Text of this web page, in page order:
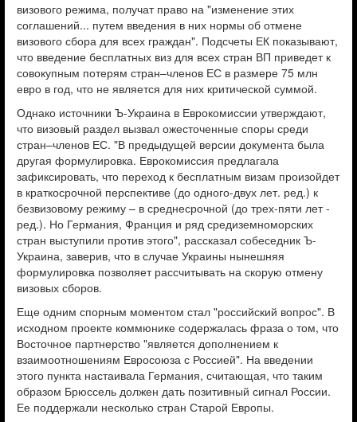
визового режима, получат право на "изменение этих
соглашений... путем введения в них нормы об отмене
визового сбора для всех граждан". Подсчеты ЕК показывают,
что введение бесплатных виз для всех стран ВП приведет к
совокупным потерям стран–членов ЕС в размере 75 млн
евро в год, что не является для них критической суммой.
Однако источники Ъ-Украина в Еврокомиссии утверждают,
что визовый раздел вызвал ожесточенные споры среди
стран–членов ЕС. "В предыдущей версии документа была
другая формулировка. Еврокомиссия предлагала
зафиксировать, что переход к бесплатным визам произойдет
в краткосрочной перспективе (до одного-двух лет. ред.) к
безвизовому режиму – в среднесрочной (до трех-пяти лет -
ред.). Но Германия, Франция и ряд средиземноморских
стран выступили против этого", рассказал собеседник Ъ-
Украина, заверив, что в случае Украины нынешняя
формулировка позволяет рассчитывать на скорую отмену
визовых сборов.
Еще одним спорным моментом стал "российский вопрос". В
исходном проекте коммюнике содержалась фраза о том, что
Восточное партнерство "является дополнением к
взаимоотношениям Евросоюза с Россией". На введении
этого пункта настаивала Германия, считающая, что таким
образом Брюссель должен дать позитивный сигнал России.
Ее поддержали несколько стран Старой Европы.